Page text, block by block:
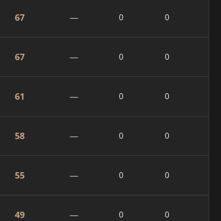
67 — 0 0
67 — 0 0
61 — 0 0
58 — 0 0
55 — 0 0
49 — 0 0